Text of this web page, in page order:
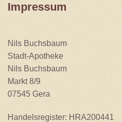
Impressum
Nils Buchsbaum
Stadt-Apotheke
Nils Buchsbaum
Markt 8/9
07545 Gera
Handelsregister: HRA200441